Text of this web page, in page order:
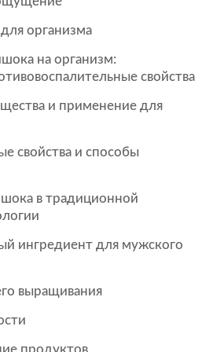
организма
на организм:
свойства
и применение для
свойства и способы
в традиционной
ингредиент для мужского
выращивания
продуктов